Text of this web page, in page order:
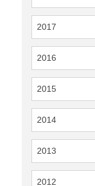
2017
2016
2015
2014
2013
2012